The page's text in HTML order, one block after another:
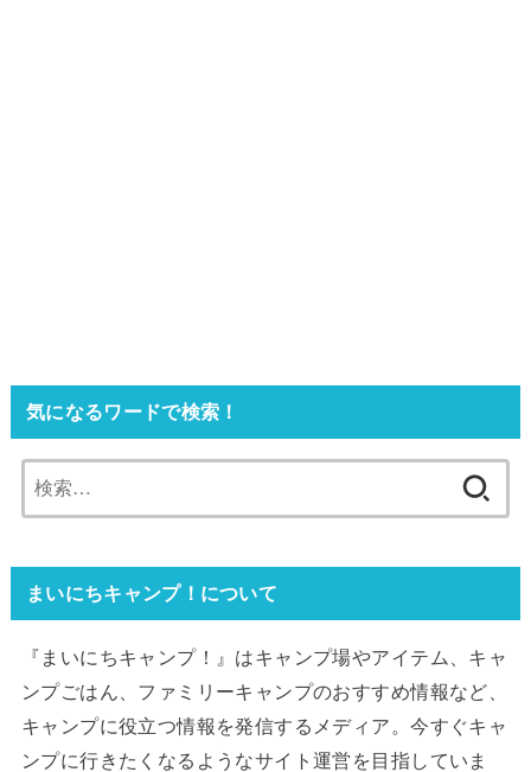
気になるワードで検索！
索:
まいにちキャンプ！について
『まいにちキャンプ！』はキャンプ場やアイテム、キャ
ンプごはん、ファミリーキャンプのおすすめ情報など、
キャンプに役立つ情報を発信するメディア。今すぐキャ
ンプに行きたくなるようなサイト運営を目指していま